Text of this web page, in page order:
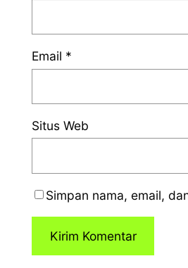
Email *
Situs Web
Simpan nama, email,